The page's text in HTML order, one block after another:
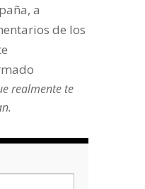
a
de los
realmente te